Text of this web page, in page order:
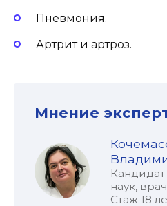
Пневмония.
Артрит и артроз.
Мнение
наук,
Стаж 18